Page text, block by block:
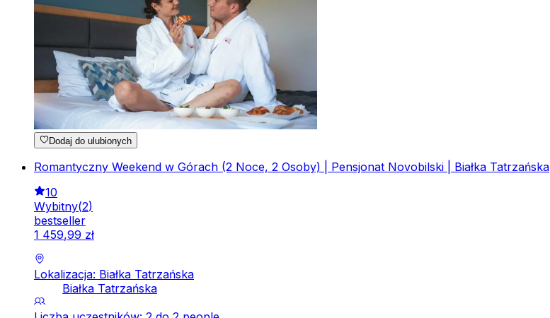
Dodaj do ulubionych
Romantyczny Weekend w Górach (2 Noce, 2 Osoby) | Pensjonat Novobilski | Białka Tatrzańska
10
Wybitny(2)
bestseller
1 459,99 zł
Lokalizacja: Białka Tatrzańska
Białka Tatrzańska